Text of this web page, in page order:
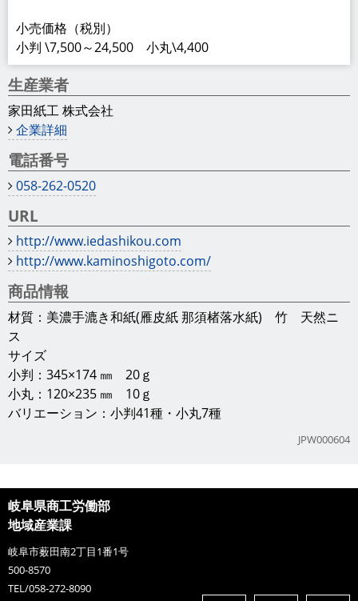
小売価格（税別）
小判 \7,500～24,500 小丸\4,400
生産業者
家田紙工 株式会社
企業詳細
電話番号
058-262-0520
URL
http://www.iedashikou.com
http://www.kaminoshigoto.com/
商品情報
材質：美濃手漉き和紙(雁皮紙 那須楮落水紙) 竹 天然ニ
ス
サイズ
小判：345×174 ㎜ 20ｇ
小丸：120×235 ㎜ 10ｇ
バリエーション：小判41種・小丸7種
JPW000604
岐阜県商工労働部
地域産業課
岐阜市薮田南2丁目1番1号
500-8570
TEL/058-272-8090